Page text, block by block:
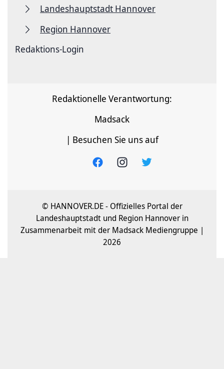
Landeshauptstadt Hannover
Region Hannover
Redaktions-Login
Redaktionelle Verantwortung:
Madsack
| Besuchen Sie uns auf
© HANNOVER.DE - Offizielles Portal der
Landeshauptstadt und Region Hannover in
Zusammenarbeit mit der Madsack Mediengruppe |
2026